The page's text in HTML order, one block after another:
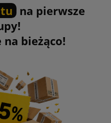
na pierwsze
na bieżąco!